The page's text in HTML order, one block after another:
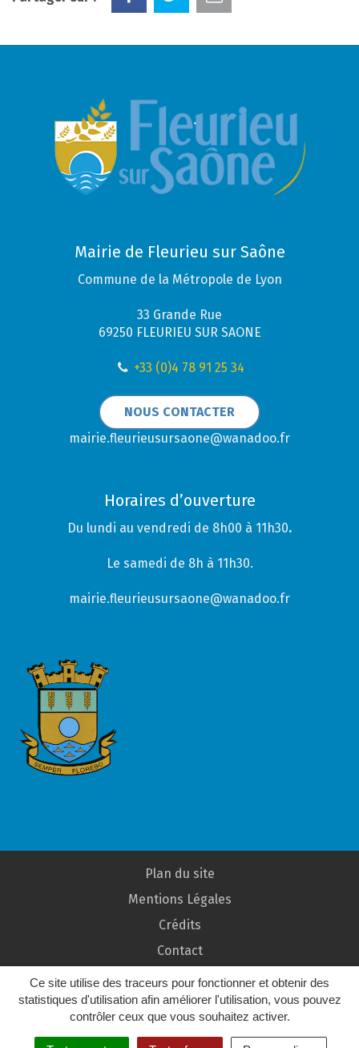
Ce site utilise des traceurs pour fonctionner et obtenir des
statistiques d'utilisation afin améliorer l'utilisation, vous pouvez
contrôler ceux que vous souhaitez activer.
Mairie de Fleurieu sur Saône
Commune de la Métropole de Lyon
33 Grande Rue
69250 FLEURIEU SUR SAONE
+33 (0)4 78 91 25 34
NOUS CONTACTER
mairie.fleurieusursaone@wanadoo.fr
Horaires d’ouverture
Du lundi au vendredi de 8h00 à 11h30.
Le samedi de 8h à 11h30.
mairie.fleurieusursaone@wanadoo.fr
Plan du site
Mentions Légales
Crédits
Contact